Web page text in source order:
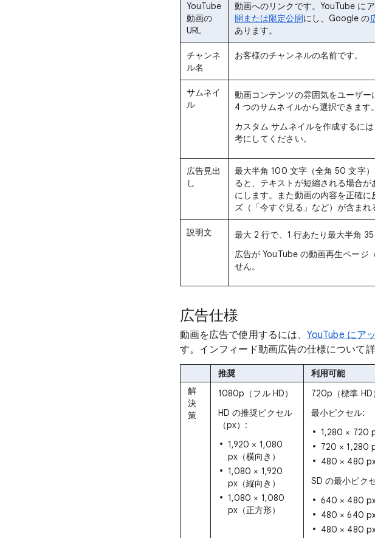
YouTube
動画の
URL
動画へのリンクです。YouTube に
開または限定公開にし、Google の
あります。
チャンネ
ル名
お客様のチャンネルの名前です。
サムネイ
ル
動画コンテンツの雰囲気をユーザ
4 つのサムネイルから選択できます。
カスタム サムネイルを作成するに
考にしてください。
広告見出
し
最大半角 100 文字（全角 50 文字
ると、テキストが短縮される場合
にします。また動画の内容を正確
ズ（「今すぐ見る」など）が含まれ
説明文
最大 2 行で、1 行あたり最大半角 35
広告が YouTube の動画再生ページ
せん。
広告仕様
動画を広告で使用するには、YouTube にア
す。インフィード動画広告の仕様について
推奨 利用可能
解
決
策
1080p（フル HD）
HD の推奨ピクセル
（px）:
1,920 × 1,080
px（横向き）
1,080 × 1,920
px（縦向き）
1,080 × 1,080
px（正方形）
720p（標準 HD）
最小ピクセル:
1,280 × 720
720 × 1,280
480 × 480 px
SD の最小ピク
640 × 480 px
480 × 640 px
480 × 480 px